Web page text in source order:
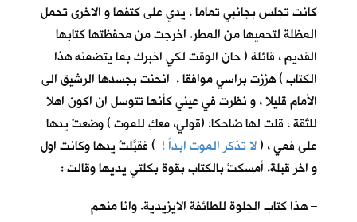
كانت تجلس بجانبي تماما ، يدي على كتفها و الاخرى تحمل
المظلة لتحميها من المطر. اخرجت من محفظتها كتابها
القديم ، قائلة ( حان الوقت لكي اخبرك بما يتضمنه هذا
الكتاب ) هززت براسي موافقا . انحنت بجسدها الرشيق الى
الأمام قليلا ، و نظرت في عيني كأنها تتوسل ان اكون اهلا
للثقة ، قلت لها ضاحكا: (قولي، معكِ للموت ) وضعتْ يدها
على فمي ، (لا تذكر الموت ابداً ! ) فقبَّلتُ يدها وكانت اول
و اخر قبلة. أمسكتْ بالكتاب بقوة بكلتي يديها وقالت :
– هذا كتاب الجلوة للطائفة الايزيدية. وانا منهم